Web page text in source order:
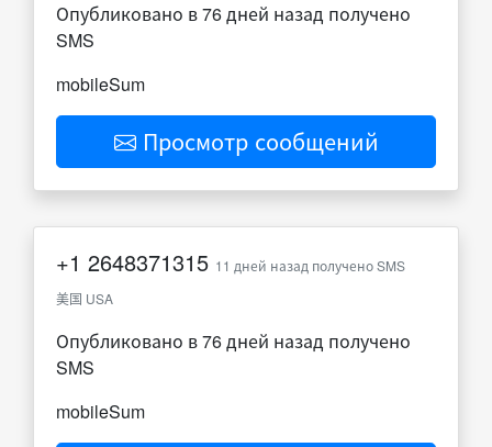
Опубликовано в 76 дней назад получено
SMS
mobileSum
Просмотр сообщений
+1 2648371315 11 дней назад получено SMS
美国 USA
Опубликовано в 76 дней назад получено
SMS
mobileSum